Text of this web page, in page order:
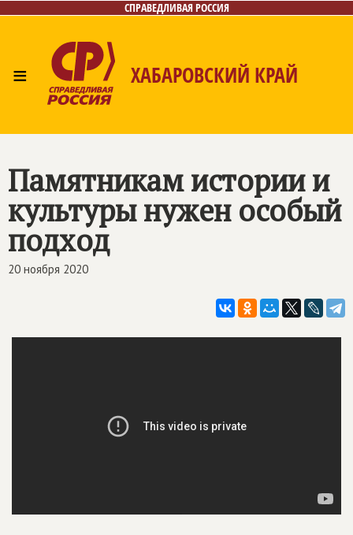
СПРАВЕДЛИВАЯ РОССИЯ
≡ ХАБАРОВСКИЙ КРАЙ
Памятникам истории и
культуры нужен особый
подход
20 ноября 2020